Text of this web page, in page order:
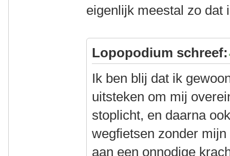
eigenlijk meestal zo dat
Lopopodium schreef:
Ik ben blij dat ik
uitsteken om mij
stoplicht, en daarna
wegfietsen zonder
aan een onnodige